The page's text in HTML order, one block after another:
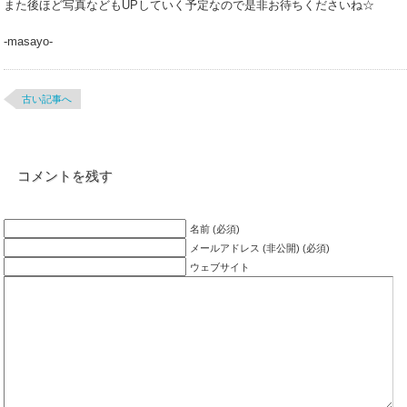
また後ほど写真などもUPしていく予定なので是非お待ちくださいね☆
-masayo-
古い記事へ
コメントを残す
名前 (必須)
メールアドレス (非公開) (必須)
ウェブサイト